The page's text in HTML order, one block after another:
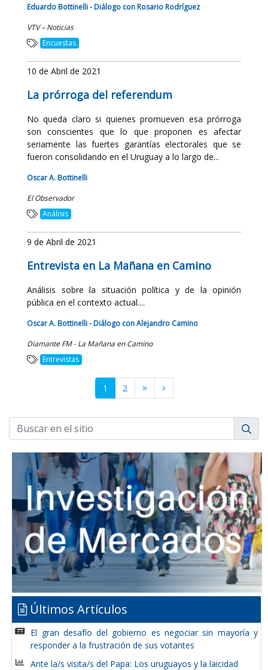
Eduardo Bottinelli - Diálogo con Rosario Rodríguez
VTV – Noticias
Encuestas
10 de Abril de 2021
La prórroga del referendum
No queda claro si quienes promueven esa prórroga
son conscientes que lo que proponen es afectar
seriamente las fuertes garantías electorales que se
fueron consolidando en el Uruguay a lo largo de...
Oscar A. Bottinelli
El Observador
Análisis
9 de Abril de 2021
Entrevista en La Mañana en Camino
Análisis sobre la situación política y de la opinión
pública en el contexto actual....
Oscar A. Bottinelli - Diálogo con Alejandro Camino
Diamante FM - La Mañana en Camino
Entrevistas
1 2
Últimos Artículos
El gran desafío del gobierno es negociar sin mayoría y
responder a la frustración de sus votantes
Ante la/s visita/s del Papa: Los uruguayos y la laicidad